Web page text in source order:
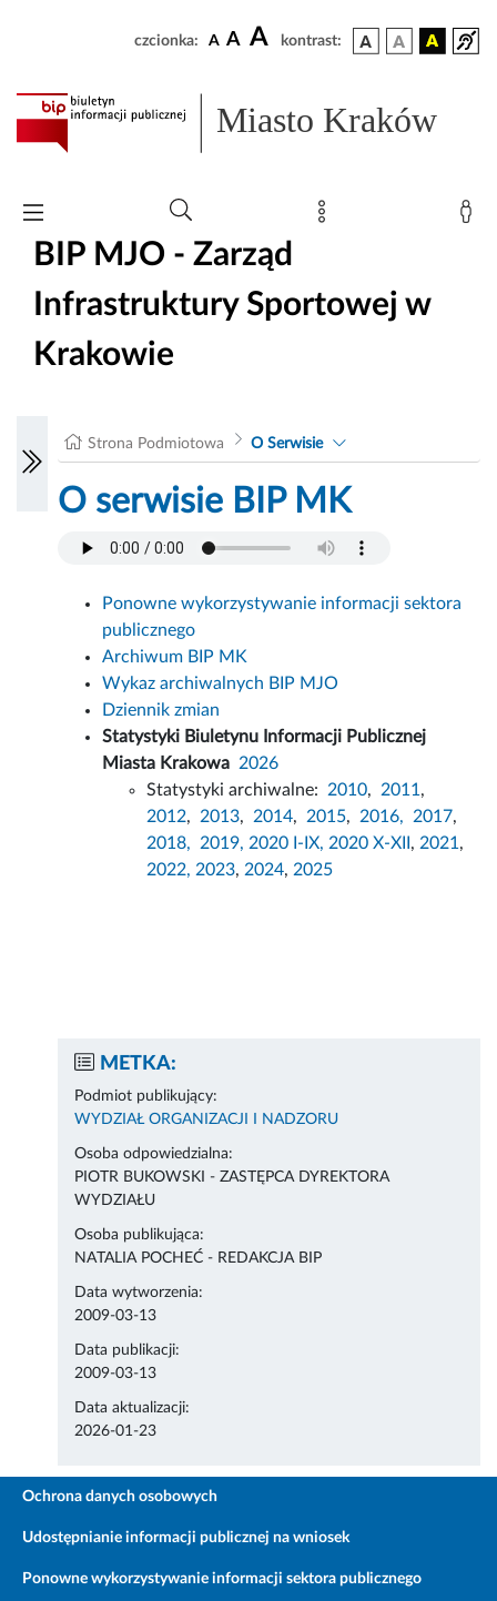
czcionka: A A A kontrast:
Miasto Kraków
BIP MJO - Zarząd
Infrastruktury Sportowej w
Krakowie
Strona Podmiotowa O Serwisie
O serwisie BIP MK
Ponowne wykorzystywanie informacji sektora
publicznego
Archiwum BIP MK
Wykaz archiwalnych BIP MJO
Dziennik zmian
Statystyki Biuletynu Informacji Publicznej
Miasta Krakowa 2026
Statystyki archiwalne: 2010, 2011,
2012, 2013, 2014, 2015, 2016, 2017,
2018,
2019, 2020 I-IX, 2020 X-XII , 2021,
2022, 2023, 2024, 2025
METKA:
Podmiot publikujący:
WYDZIAŁ ORGANIZACJI I NADZORU
Osoba odpowiedzialna:
PIOTR BUKOWSKI - ZASTĘPCA DYREKTORA
WYDZIAŁU
Osoba publikująca:
NATALIA POCHEĆ - REDAKCJA BIP
Data wytworzenia:
2009-03-13
Data publikacji:
2009-03-13
Data aktualizacji:
2026-01-23
Ochrona danych osobowych
Udostępnianie informacji publicznej na wniosek
Ponowne wykorzystywanie informacji sektora publicznego